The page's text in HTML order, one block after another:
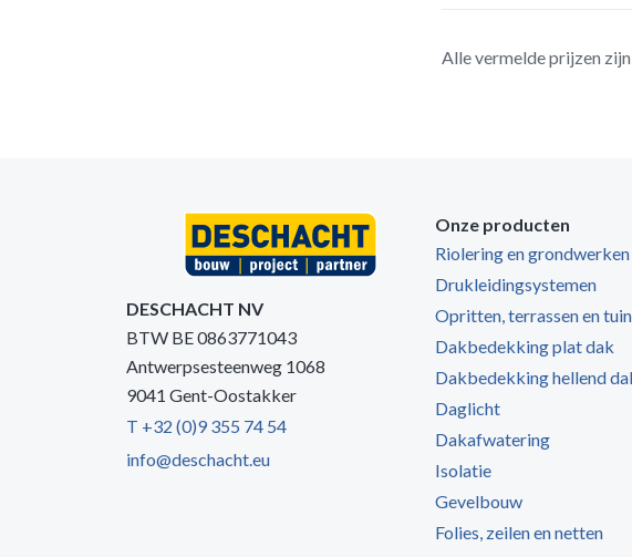
Alle vermelde prijzen
DESCHACHT NV
BTW BE 0863771043
Antwerpsesteenweg 1068
9041 Gent-Oostakker
T +32 (0)9 355 74 54
info@deschacht.eu
Onze producten
Riolering en grondwerken
Drukleidingsystemen
Opritten, terrassen en
Dakbedekking plat dak
Dakbedekking hellend
Daglicht
Dakafwatering
Isolatie
Gevelbouw
Folies, zeilen en netten